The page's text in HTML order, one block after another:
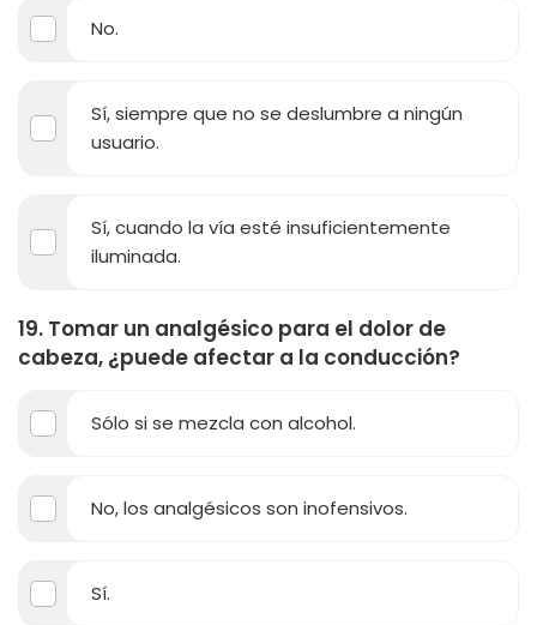
No.
Sí, siempre que no se deslumbre a ningún
usuario.
Sí, cuando la vía esté insuficientemente
iluminada.
19. Tomar un analgésico para el dolor de
cabeza, ¿puede afectar a la conducción?
Sólo si se mezcla con alcohol.
No, los analgésicos son inofensivos.
Sí.